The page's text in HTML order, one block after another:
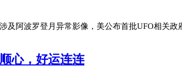
及阿波罗登月异常影像，美公布首批UFO相关
心，好运连连